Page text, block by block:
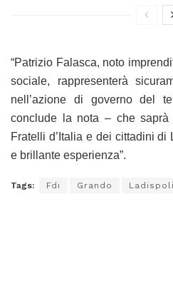
“Patrizio Falasca, noto
sociale, rappresenterà
nell’azione di governo del
conclude la nota – che
Fratelli d’Italia e dei cittadini
e brillante esperienza”.
Tags: Fdi Grando Ladispoli